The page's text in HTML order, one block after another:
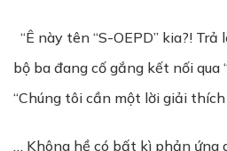
“Ê này tên “S-OEPD” kia?! Trả
bộ ba đang cố gắng kết nối qua
“Chúng tôi cần một lời giải
… Không hề có bất kì phản ứng